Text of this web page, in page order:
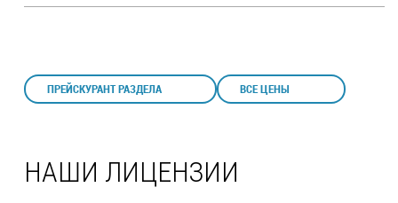
ВСЕ ЦЕНЫ
ПРЕЙСКУРАНТ РАЗДЕЛА
НАШИ ЛИЦЕНЗИИ